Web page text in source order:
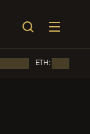
ETH: